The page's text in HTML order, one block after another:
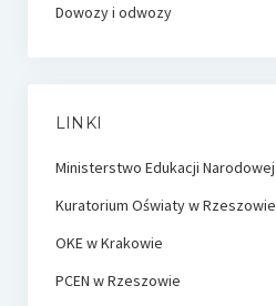
Dowozy i odwozy
LINKI
Ministerstwo Edukacji Narodowej
Kuratorium Oświaty w Rzeszowie
OKE w Krakowie
PCEN w Rzeszowie